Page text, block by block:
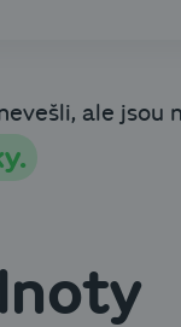
ale jsou